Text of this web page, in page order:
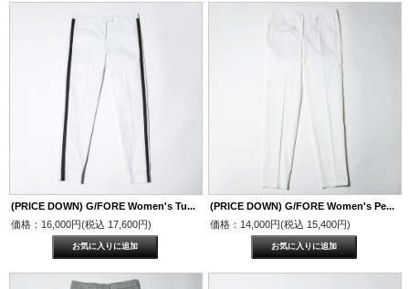
(PRICE DOWN) G/FORE Women's Tu...
価格：16,000円(税込 17,600円)
(PRICE DOWN) G/FORE Women's Pe...
価格：14,000円(税込 15,400円)